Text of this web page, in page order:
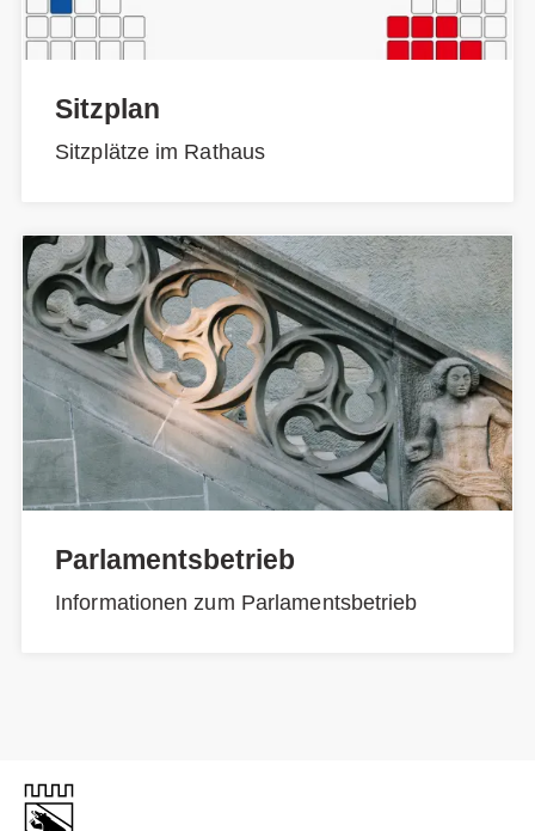
Sitzplan
Sitzplätze im Rathaus
Parlamentsbetrieb
Informationen zum Parlamentsbetrieb